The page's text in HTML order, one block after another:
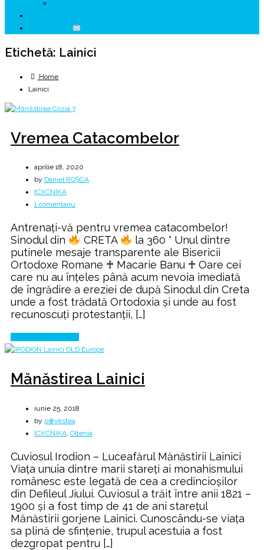
Etichetă: Lainici
Home
Lainici
Vremea Catacombelor
aprilie 18, 2020
by Daniel ROȘCA
ICXCNIKA
1 comentariu
Catacombelor
Antrenați-vă pentru vremea catacombelor!
Sinodul din
CRETA
la 360 ° Unul dintre
putinele mesaje transparente ale Bisericii
Ortodoxe Romane ♰ Macarie Banu ♰ Oare cei
care nu au înțeles până acum nevoia imediată
de îngrădire a ereziei de după Sinodul din Creta
unde a fost trădată Ortodoxia și unde au fost
recunoscuți protestanții, […]
Mănăstirea Lainici
iunie 25, 2018
by p⊕vestea
ICXCNIKA Oltenia
Cuviosul Irodion – Luceafărul Mănăstirii Lainici
Viața unuia dintre marii stareți ai monahismului
românesc este legată de cea a credincioșilor
din Defileul Jiului. Cuviosul a trăit între anii 1821 –
1900 și a fost timp de 41 de ani starețul
Mănăstirii gorjene Lainici. Cunoscându-se viața
sa plină de sfințenie, trupul acestuia a fost
dezgropat pentru […]